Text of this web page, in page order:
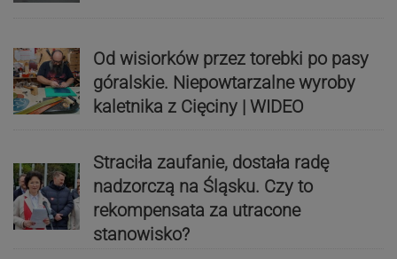
Od wisiorków przez torebki po pasy
góralskie. Niepowtarzalne wyroby
kaletnika z Cięciny | WIDEO
Straciła zaufanie, dostała radę
nadzorczą na Śląsku. Czy to
rekompensata za utracone
stanowisko?